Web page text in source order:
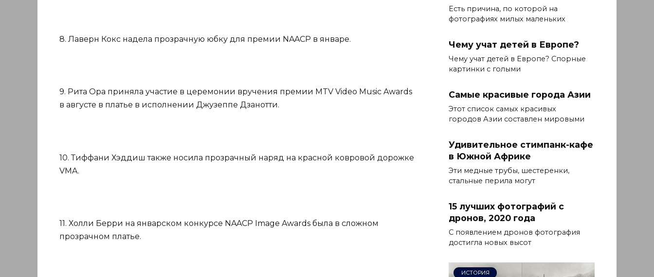
8. Лаверн Кокс надела прозрачную юбку для премии NAACP в январе.
9. Рита Ора приняла участие в церемонии вручения премии MTV Video Music Awards
в августе в платье в исполнении Джузеппе Дзанотти.
10. Тиффани Хэддиш также носила прозрачный наряд на красной ковровой дорожке
VMA.
11. Холли Берри на январском конкурсе NAACP Image Awards была в сложном
прозрачном платье.
Есть причина, по которой на
фотографиях милых маленьких
Чему учат детей в Европе?
Чему учат детей в Европе? Спорные
картинки с голыми
Самые красивые города Азии
Этот список самых красивых
городов Азии составлен мировыми
Удивительное стимпанк-кафе
в Южной Африке
Эти медные трубы, шестеренки,
стальные перила могут
15 лучших фотографий с
дронов, 2020 года
С появлением дронов фотография
достигла новых высот
ИСТОРИЯ